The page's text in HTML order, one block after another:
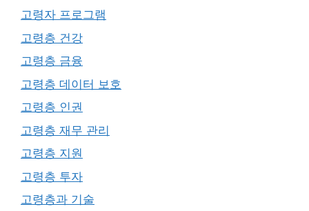
고령자 프로그램
고령층 건강
고령층 금융
고령층 데이터 보호
고령층 인권
고령층 재무 관리
고령층 지원
고령층 투자
고령층과 기술